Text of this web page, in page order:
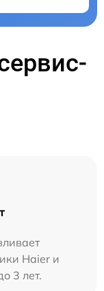
Haier и
3 лет.